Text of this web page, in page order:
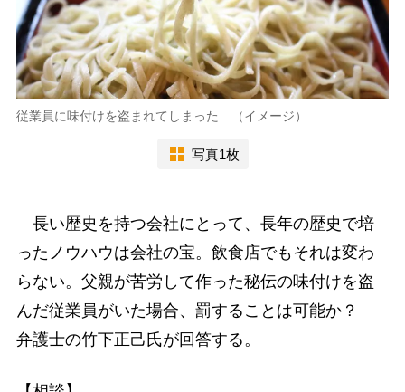
従業員に味付けを盗まれてしまった…（イメージ）
写真1枚
長い歴史を持つ会社にとって、長年の歴史で培
ったノウハウは会社の宝。飲食店でもそれは変わ
らない。父親が苦労して作った秘伝の味付けを盗
んだ従業員がいた場合、罰することは可能か？
弁護士の竹下正己氏が回答する。